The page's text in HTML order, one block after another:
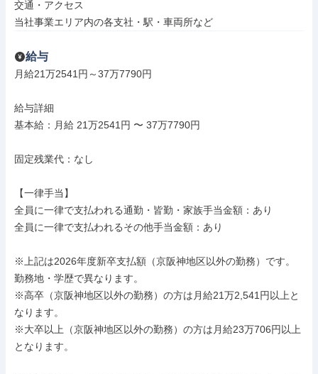
交通・アクセス
当社事業エリア内の各支社・駅・車両所など
給与
月給21万2541円～37万7790円
給与詳細
基本給：月給 21万2541円 〜 37万7790円
固定残業代：なし
【一律手当】
全員に一律で支払われる通勤・皆勤・家族手当金額：あり
全員に一律で支払われるその他手当金額：あり
※上記は2026年度新卒支払額（京阪神地区以外の勤務）です。
勤務地・学歴で異なります。
※高卒（京阪神地区以外の勤務）の方は月給21万2,541円以上と
なります。
※大卒以上（京阪神地区以外の勤務）の方は月給23万706円以上
となります。